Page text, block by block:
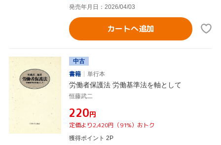
発売年月日：2026/04/03
カートへ追加
中古
書籍
単行本
労働者保護法 労働基準法を軸として
恒藤武二
¥220円
定価より2,420円（91%）おトク
獲得ポイント 2P